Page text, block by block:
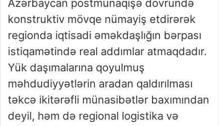
Azərbaycan postmünaqişə dövründə
konstruktiv mövqe nümayiş etdirərək
regionda iqtisadi əməkdaşlığın bərpası
istiqamətində real addımlar atmaqdadır.
Yük daşımalarına qoyulmuş
məhdudiyyətlərin aradan qaldırılması
təkcə ikitərəfli münasibətlər baxımından
deyil, həm də regional logistika və